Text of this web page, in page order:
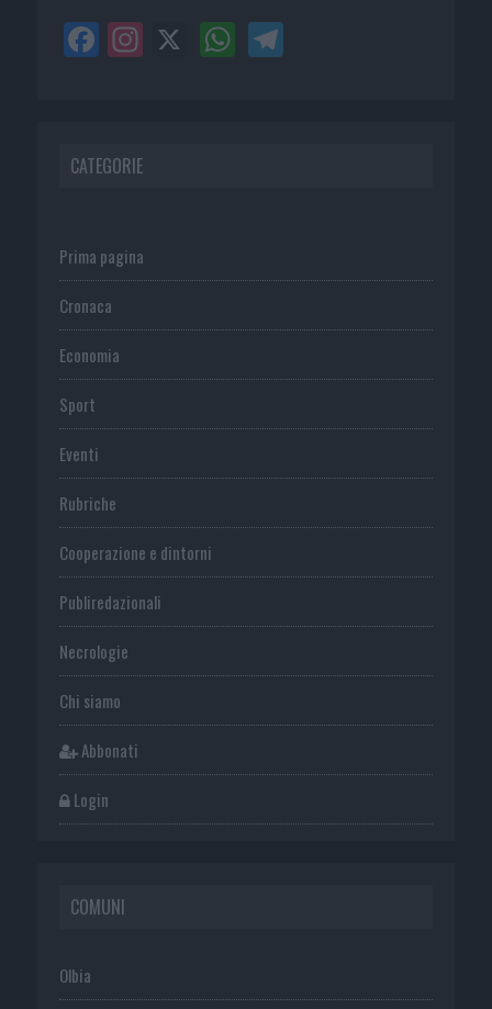
CATEGORIE
Prima pagina
Cronaca
Economia
Sport
Eventi
Rubriche
Cooperazione e dintorni
Publiredazionali
Necrologie
Chi siamo
Abbonati
Login
COMUNI
Olbia